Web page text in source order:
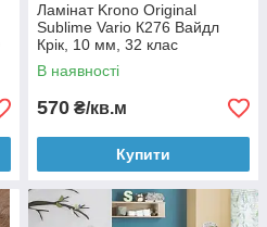
Ламінат Krono Original
Sublime Vario К276 Вайдл
Крік, 10 мм, 32 клас
В наявності
570 ₴/кв.м
Купити